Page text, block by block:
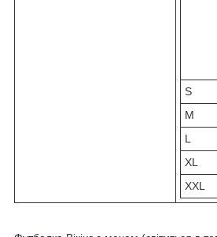
S
M
L
XL
XXL